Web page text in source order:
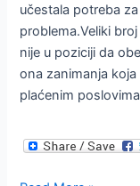
učestala potreba
problema.Veliki
nije u poziciji da
ona zanimanja
plaćenim